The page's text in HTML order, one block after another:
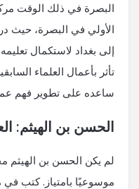
البصرة في ذلك الوقت
الأولي في البصرة، حيث
إلى بغداد لاستكمال
تأثر بأعمال العلماء
ساعده على تطوير فهم
الحسن بن الهيثم:
لم يكن الحسن بن الهيثم
موسوعيًا بامتياز. كتب